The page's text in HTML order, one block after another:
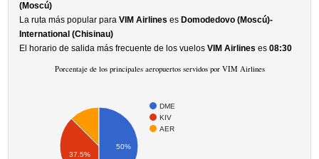
(Moscú)
La ruta más popular paraVIM Airlines es Domodedovo (Moscú)-
International (Chisinau)
El horario de salida más frecuente de los vuelosVIM Airlines es08:30
Porcentaje de los principales aeropuertos servidos por VIM Airlines
DME
KIV
AER
37.5%
50%